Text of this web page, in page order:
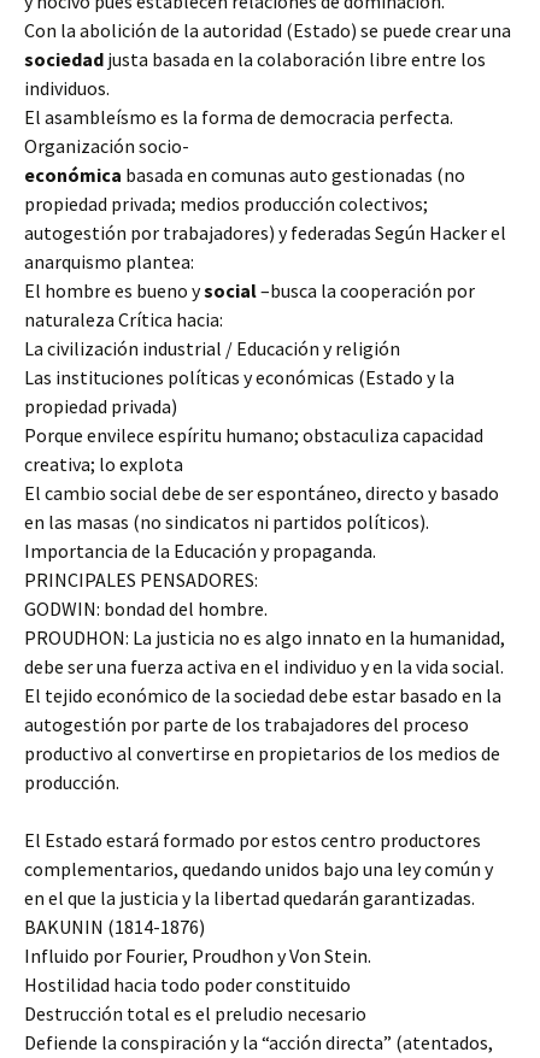
Con la abolición de la autoridad (Estado) se puede crear una
sociedad justa basada en la colaboración libre entre los
individuos.
El asambleísmo es la forma de democracia perfecta.
Organización socio-
económica basada en comunas auto gestionadas (no
propiedad privada; medios producción colectivos;
autogestión por trabajadores) y federadas Según Hacker el
anarquismo plantea:
El hombre es bueno ysocial–busca la cooperación por
naturaleza Crítica hacia:
La civilización industrial / Educación y religión
Las instituciones políticas y económicas (Estado y la
propiedad privada)
Porque envilece espíritu humano; obstaculiza capacidad
creativa; lo explota
El cambio social debe de ser espontáneo, directo y basado
en las masas (no sindicatos ni partidos políticos).
Importancia de la Educación y propaganda.
PRINCIPALES PENSADORES:
GODWIN: bondad del hombre.
PROUDHON: La justicia no es algo innato en la humanidad,
debe ser una fuerza activa en el individuo y en la vida social.
El tejido económico de la sociedad debe estar basado en la
autogestión por parte de los trabajadores del proceso
productivo al convertirse en propietarios de los medios de
producción.
El Estado estará formado por estos centro productores
complementarios, quedando unidos bajo una ley común y
en el que la justicia y la libertad quedarán garantizadas.
BAKUNIN (1814-1876)
Influido por Fourier, Proudhon y Von Stein.
Hostilidad hacia todo poder constituido
Destrucción total es el preludio necesario
Defiende la conspiración y la “acción directa” (atentados,